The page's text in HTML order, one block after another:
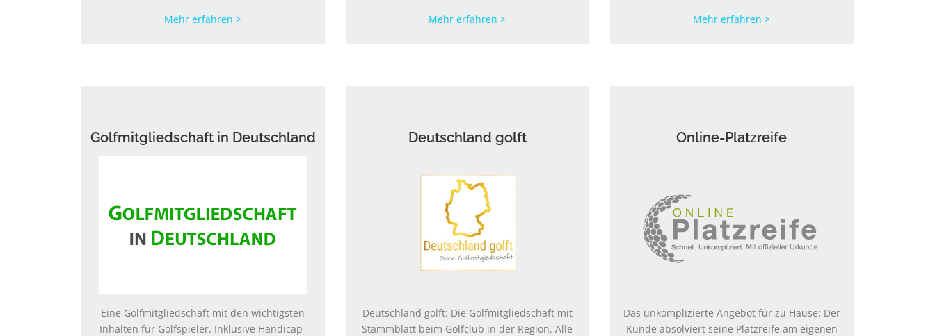
Mehr erfahren >
Mehr erfahren >
Mehr erfahren >
Golfmitgliedschaft in Deutschland
Eine Golfmitgliedschaft mit den wichtigsten
Inhalten für Golfspieler. Inklusive Handicap-
Deutschland golft
Deutschland golft: Die Golfmitgliedschaft mit
Stammblatt beim Golfclub in der Region. Alle
Online-Platzreife
Das unkomplizierte Angebot für zu Hause: Der
Kunde absolviert seine Platzreife am eigenen